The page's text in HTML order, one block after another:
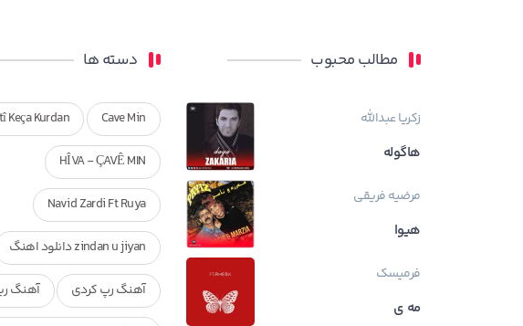
مطالب محبوب
زکریا عبدالله
هاگوله
مرضیه فریقی
هیوا
فرمیسک
مه ی
دسته ها
Cave Min
Keça Kurdan
HÎVA - ÇAVÊ MIN
Navid Zardi Ft Ruya
zindan u jiyan دانلود اهنگ
آهنگ رپ کردی آهنگ